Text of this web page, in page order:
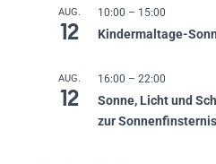
AUG.
12
10:00 – 15:00
Kindermaltage-
AUG.
12
16:00 – 22:00
Sonne, Licht und
zur